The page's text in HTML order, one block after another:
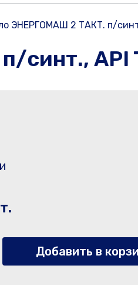
ЭНЕРГОМАШ 2 ТАКТ. п/
API
Добавить в